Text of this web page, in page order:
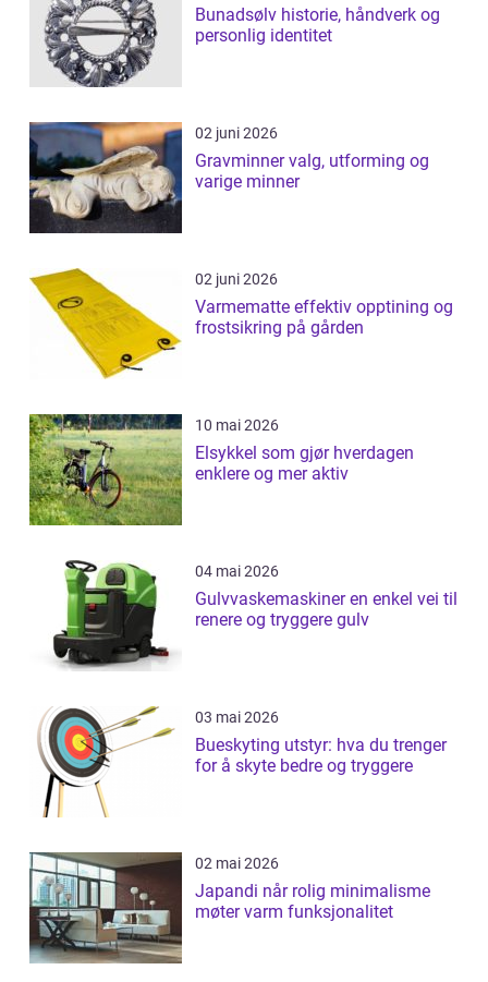
Bunadsølv historie, håndverk og
personlig identitet
02 juni 2026
Gravminner valg, utforming og
varige minner
02 juni 2026
Varmematte effektiv opptining og
frostsikring på gården
10 mai 2026
Elsykkel som gjør hverdagen
enklere og mer aktiv
04 mai 2026
Gulvvaskemaskiner en enkel vei til
renere og tryggere gulv
03 mai 2026
Bueskyting utstyr: hva du trenger
for å skyte bedre og tryggere
02 mai 2026
Japandi når rolig minimalisme
møter varm funksjonalitet